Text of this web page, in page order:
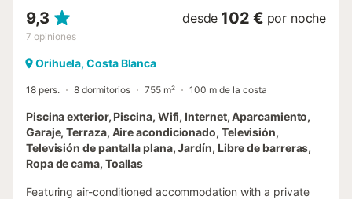
9,3
7 opiniones
desde 102 € por noche
Orihuela, Costa Blanca
18 pers. 8 dormitorios 755 m² 100 m de la costa
Piscina exterior, Piscina, Wifi, Internet, Aparcamiento,
Garaje, Terraza, Aire acondicionado, Televisión,
Televisión de pantalla plana, Jardín, Libre de barreras,
Ropa de cama, Toallas
Featuring air-conditioned accommodation with a private